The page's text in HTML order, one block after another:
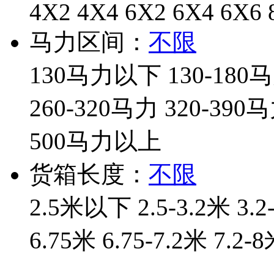
4X2 4X4 6X2 6X4 6X6
马力区间： 不限
130马力以下 130-180
260-320马力 320-390
500马力以上
货箱长度： 不限
2.5米以下 2.5-3.2米
6.75米 6.75-7.2米 7.2-8